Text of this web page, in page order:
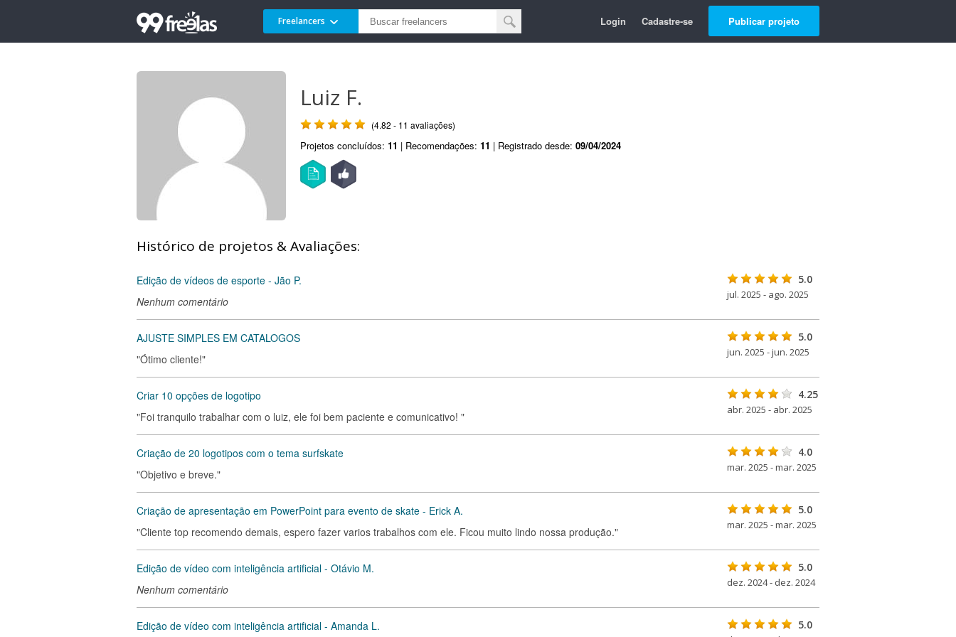
Freelancers Login Cadastre-se Publicar projeto
Luiz F.
(4.82 - 11 avaliações)
Projetos concluídos: 11 | Recomendações: 11 | Registrado desde: 09/04/2024
Histórico de projetos & Avaliações:
Edição de vídeos de esporte - Jão P.
Nenhum comentário
5.0
jul. 2025 - ago. 2025
AJUSTE SIMPLES EM CATALOGOS
"Ótimo cliente!"
5.0
jun. 2025 - jun. 2025
Criar 10 opções de logotipo
"Foi tranquilo trabalhar com o luiz, ele foi bem paciente e comunicativo! "
4.25
abr. 2025 - abr. 2025
Criação de 20 logotipos com o tema surfskate
"Objetivo e breve."
4.0
mar. 2025 - mar. 2025
Criação de apresentação em PowerPoint para evento de skate - Erick A.
"Cliente top recomendo demais, espero fazer varios trabalhos com ele. Ficou muito lindo nossa produção."
5.0
mar. 2025 - mar. 2025
Edição de vídeo com inteligência artificial - Otávio M.
Nenhum comentário
5.0
dez. 2024 - dez. 2024
Edição de vídeo com inteligência artificial - Amanda L. 5.0